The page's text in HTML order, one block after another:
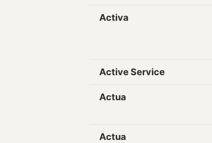
Activa
Active Service
Actua
Actua